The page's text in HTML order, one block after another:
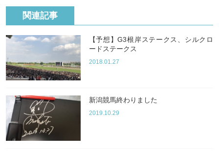
関連記事
【予想】G3根岸ステークス、シルクロ
ードステークス
2018.01.27
新潟競馬終わりました
2019.10.29